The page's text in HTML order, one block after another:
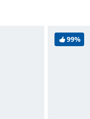
99%